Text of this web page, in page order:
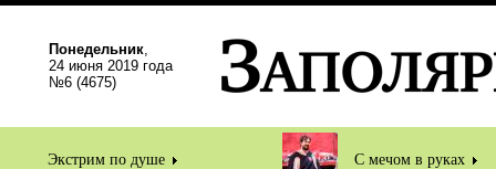
Понедельник,
24 июня 2019 года
№6 (4675)
Экстрим по душе С мечом в руках